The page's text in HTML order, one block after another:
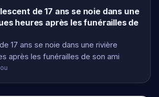
après les funérailles de son ami